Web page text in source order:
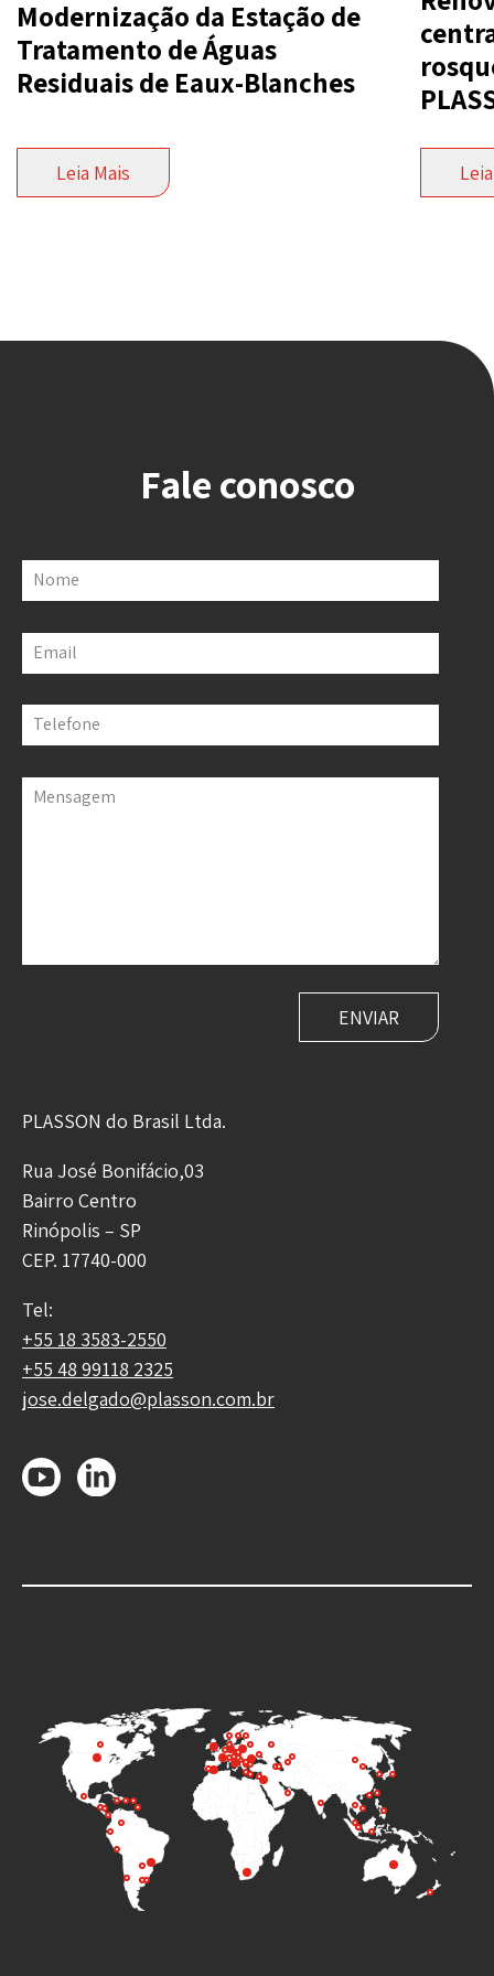
Modernização da Estação de
Tratamento de Águas
Residuais de Eaux-Blanches
Leia Mais
Fale conosco
Nome
Email
Telefone
Mensagem
PLASSON do Brasil Ltda.
Rua José Bonifácio,03
Bairro Centro
Rinópolis – SP
CEP. 17740-000
Tel:
+55 18 3583-2550
+55 48 99118 2325
jose.delgado@plasson.com.br